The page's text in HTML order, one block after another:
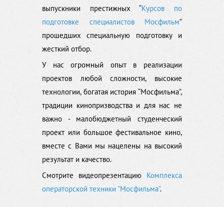
выпускники престижных “Курсов по
подготовке специалистов Мосфильм”
прошедших специальную подготовку и
жесткий отбор.
У нас огромный опыт в реализации
проектов любой сложности, высокие
технологии, богатая история “Мосфильма”,
традиции кинопризводства и для нас не
важно - малобюджетный студенческий
проект или большое фестивальное кино,
вместе с Вами мы нацелены на высокий
результат и качество.
Смотрите видеопрезентацию Комплекса
операторской техники "Мосфильма".